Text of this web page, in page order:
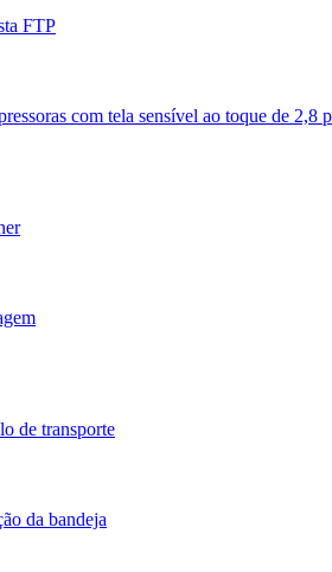
FTP
com tela sensível ao toque de 2,8
de transporte
da bandeja